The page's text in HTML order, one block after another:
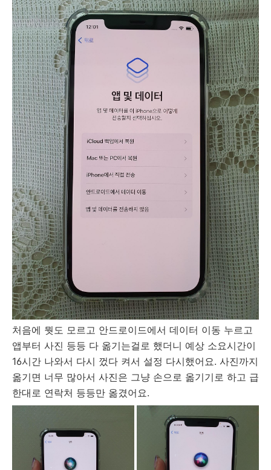
처음에 뭣도 모르고 안드로이드에서 데이터 이동 누르고
앱부터 사진 등등 다 옮기는걸로 했더니 예상 소요시간이
16시간 나와서 다시 껐다 켜서 설정 다시했어요. 사진까지
옮기면 너무 많아서 사진은 그냥 손으로 옮기기로 하고 급
한대로 연락처 등등만 옮겼어요.